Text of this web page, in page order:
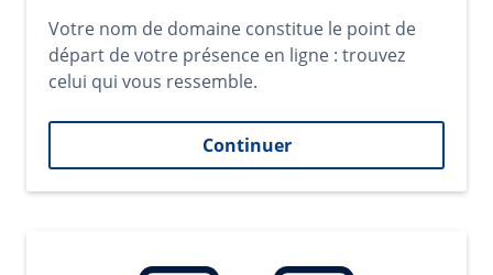
Votre nom de domaine constitue le point de
départ de votre présence en ligne : trouvez
celui qui vous ressemble.
Continuer